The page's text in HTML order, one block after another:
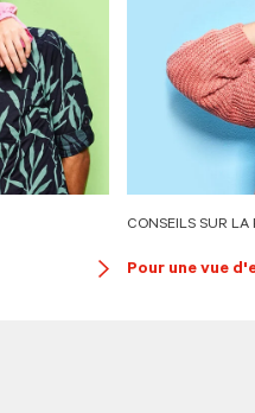
CONSEILS SUR
Pour une vue